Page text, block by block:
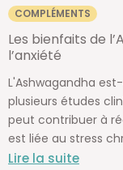
COMPLÉMENTS
Les bienfaits de
l’anxiété
L'Ashwagandha
plusieurs études
peut contribuer à
est liée au stress
Lire la suite